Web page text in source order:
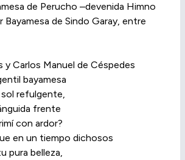
de Perucho –devenida Himno
Bayamesa de Sindo Garay, entre
y Carlos Manuel de Céspedes
bayamesa
refulgente,
frente
con ardor?
en un tiempo dichosos
pura belleza,